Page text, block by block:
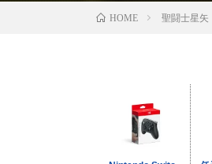
HOME 聖闘士星矢